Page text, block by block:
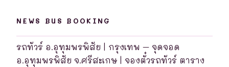
NEWS BUS BOOKING
รถทัวร์ อ.อุทุมพรพิสัย | กรุงเทพ – จุดจอด
อ.อุทุมพรพิสัย จ.ศรีสะเกษ | จองตั๋วรถทัวร์ ตาราง